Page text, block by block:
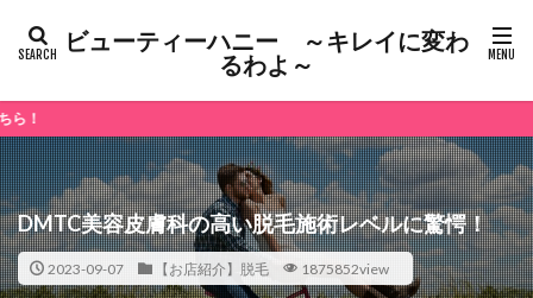
ビューティーハニー ～キレイに変わ
るわよ～
DMTC美容皮膚科の高い脱毛施術レベルに驚愕！
2023-09-07 【お店紹介】脱毛 1875852view